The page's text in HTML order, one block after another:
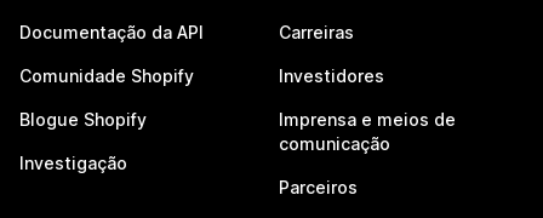
Documentação da API
Comunidade Shopify
Blogue Shopify
Investigação
Carreiras
Investidores
Imprensa e meios de
comunicação
Parceiros